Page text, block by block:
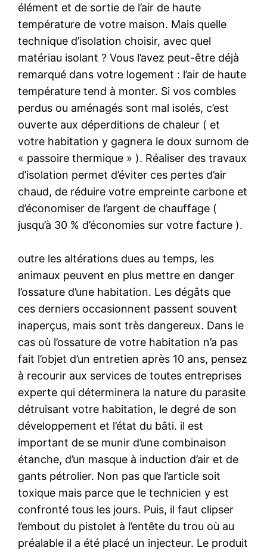
élément et de sortie de l’air de haute
température de votre maison. Mais quelle
technique d’isolation choisir, avec quel
matériau isolant ? Vous l’avez peut-être déjà
remarqué dans votre logement : l’air de haute
température tend à monter. Si vos combles
perdus ou aménagés sont mal isolés, c’est
ouverte aux déperditions de chaleur ( et
votre habitation y gagnera le doux surnom de
« passoire thermique » ). Réaliser des travaux
d’isolation permet d’éviter ces pertes d’air
chaud, de réduire votre empreinte carbone et
d’économiser de l’argent de chauffage (
jusqu’à 30 % d’économies sur votre facture ).
outre les altérations dues au temps, les
animaux peuvent en plus mettre en danger
l’ossature d’une habitation. Les dégâts que
ces derniers occasionnent passent souvent
inaperçus, mais sont très dangereux. Dans le
cas où l’ossature de votre habitation n’a pas
fait l’objet d’un entretien après 10 ans, pensez
à recourir aux services de toutes entreprises
experte qui déterminera la nature du parasite
détruisant votre habitation, le degré de son
développement et l’état du bâti. il est
important de se munir d’une combinaison
étanche, d’un masque à induction d’air et de
gants pétrolier. Non pas que l’article soit
toxique mais parce que le technicien y est
confronté tous les jours. Puis, il faut clipser
l’embout du pistolet à l’entête du trou où au
préalable il a été placé un injecteur. Le produit